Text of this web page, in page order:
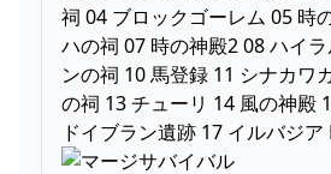
祠 04 ブロックゴーレム 05 時
ハの祠 07 時の神殿2 08 ハイ
ンの祠 10 馬登録 11 シナカワ
の祠 13 チューリ 14 風の神殿
ドイブラン遺跡 17 イルバジア